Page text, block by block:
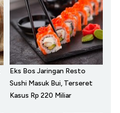
Eks Bos Jaringan Resto
Sushi Masuk Bui, Terseret
Kasus Rp 220 Miliar